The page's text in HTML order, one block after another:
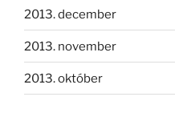
2013. december
2013. november
2013. október